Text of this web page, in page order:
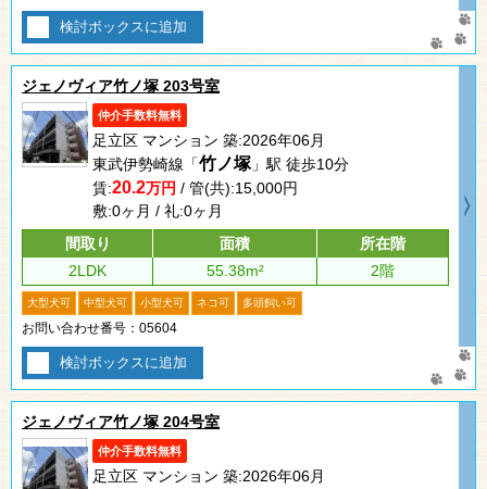
検討ボックスに追加
ジェノヴィア竹ノ塚 203号室
仲介手数料無料
足立区 マンション 築:2026年06月
東武伊勢崎線「竹ノ塚」駅 徒歩10分
賃:20.2万円 / 管(共):15,000円
敷:0ヶ月 / 礼:0ヶ月
間取り
面積
所在階
2LDK
55.38m² 2階
大型犬可 中型犬可 小型犬可 ネコ可 多頭飼い可
お問い合わせ番号：05604
検討ボックスに追加
ジェノヴィア竹ノ塚 204号室
仲介手数料無料
足立区 マンション 築:2026年06月